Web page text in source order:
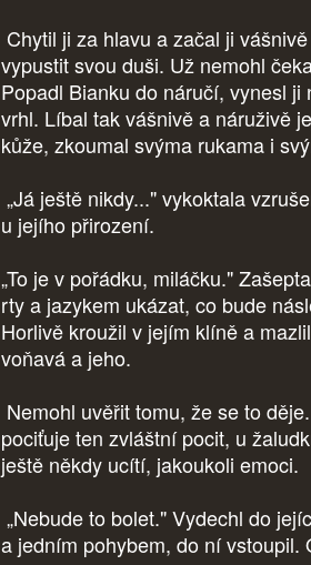
Chytil ji za hlavu a začal ji
vypustit svou duši. Už nemohl
Popadl Bianku do náručí, vynesl
vrhl. Líbal tak vášnivě a náruživě
kůže, zkoumal svýma rukama i
„Já ještě nikdy..." vykoktala
u jejího přirození.
„To je v pořádku, miláčku."
rty a jazykem ukázat, co bude
Horlivě kroužil v jejím klíně a
voňavá a jeho.
Nemohl uvěřit tomu, že se to
pociťuje ten zvláštní pocit, u
ještě někdy ucítí, jakoukoli emoci.
„Nebude to bolet." Vydechl do
a jedním pohybem, do ní vstoupil.